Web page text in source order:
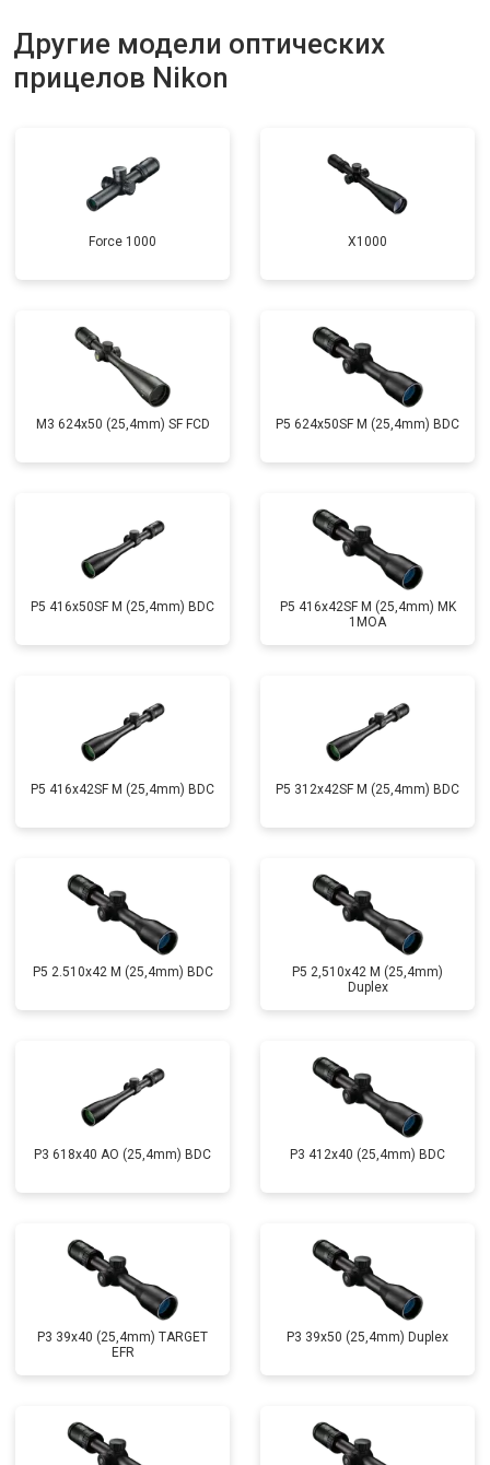
Другие модели оптических
прицелов Nikon
Force 1000 X1000
M3 624x50 (25,4mm) SF FCD P5 624x50SF M (25,4mm) BDC
P5 416x50SF M (25,4mm) BDC
P5 416x42SF M (25,4mm) MK
1MOA
P5 416x42SF M (25,4mm) BDC P5 312x42SF M (25,4mm) BDC
P5 2.510x42 M (25,4mm) BDC
P5 2,510x42 M (25,4mm)
Duplex
P3 618x40 AO (25,4mm) BDC P3 412x40 (25,4mm) BDC
P3 39x40 (25,4mm) TARGET
EFR
P3 39x50 (25,4mm) Duplex